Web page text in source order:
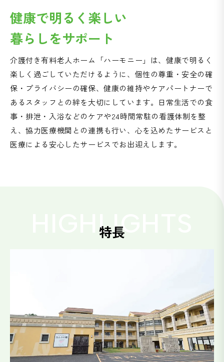
健康で明るく楽しい
暮らしをサポート
介護付き有料老人ホーム「ハーモニー」は、健康で明るく
楽しく過ごしていただけるように、個性の尊重・安全の確
保・プライバシーの確保、健康の維持やケアパートナーで
あるスタッフとの絆を大切にしています。日常生活での食
事・排泄・入浴などのケアや24時間常駐の看護体制を整
え、協力医療機関との連携も行い、心を込めたサービスと
医療による安心したサービスでお出迎えします。
HIGHLIGHTS
特長